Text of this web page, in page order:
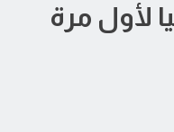
لأول مرة